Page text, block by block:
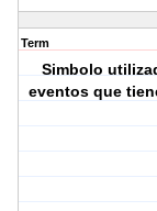
Term
Simbolo
eventos que